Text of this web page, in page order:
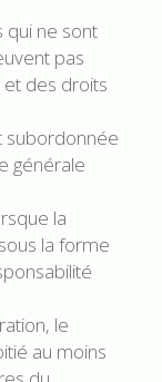
qui ne sont
pas
et des droits
subordonnée
générale
la
la forme
le
au moins